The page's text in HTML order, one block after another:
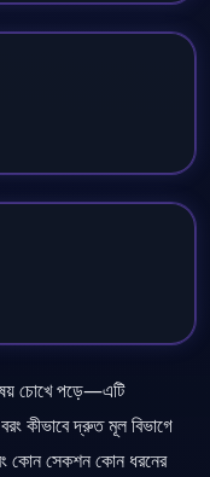
চোখে পড়ে—এটি
কীভাবে দ্রুত মূল বিভাগে
কোন সেকশন কোন ধরনের